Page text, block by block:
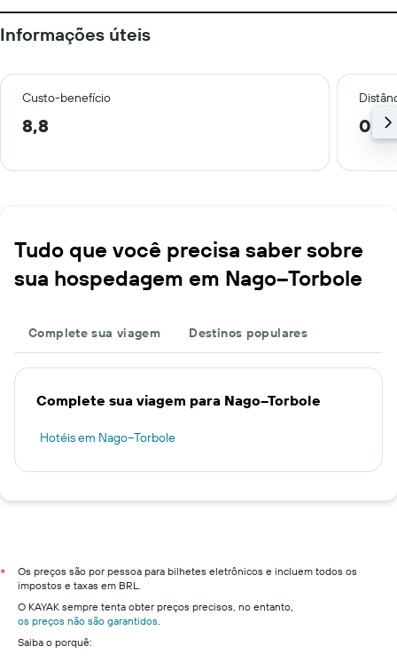
Informações úteis
Custo-benefício
8,8 0,0
Tudo que você precisa saber sobre
sua hospedagem em Nago–Torbole
Complete sua viagem Destinos populares
Complete sua viagem para Nago–Torbole
Hotéis em Nago–Torbole
*
Os preços são por pessoa para bilhetes eletrônicos e incluem todos os
impostos e taxas em BRL.
O KAYAK sempre tenta obter preços precisos, no entanto,
os preços não são garantidos.
Saiba o porquê: